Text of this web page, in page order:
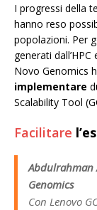
I progressi della
hanno reso
popolazioni. Per
generati
Novo Genomics
implementare
Scalability Tool
Facilitare
Abdulrahman
Genomics
Con Lenovo